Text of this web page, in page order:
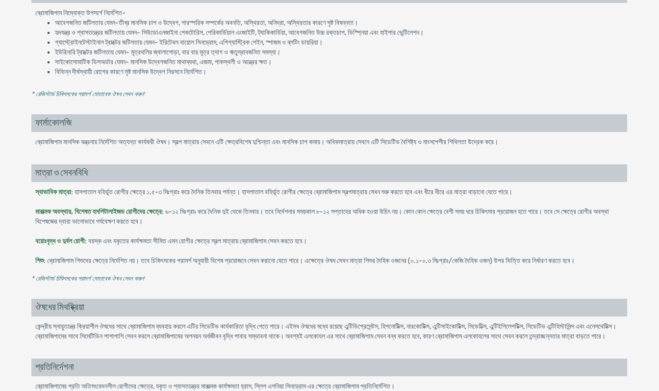
ব্রোমাজিপাম নিম্নোক্ত উপসর্গে নির্দেশিত-
আবেগজনিত জটিলতায় যেমন-তীব্র মানসিক চাপ ও উদ্বেগ, পারস্পরিক সম্পর্কের অবনতি, অস্থিরতা, অনিদ্রা, অস্থিরতার কারণে সৃষ্ট বিষন্নতা।
হৃদযন্ত্র ও শ্বাসতন্ত্রের জটিলতায় যেমন- সিউডোএনজাইনা পেকটোরিস, পেরিকার্ডিয়াল এংজাইটি, ট্যাকিকার্ডিয়া, আবেগজনিত উচ্চ রক্তচাপ, ডিস্প্নিয়া এবং হাইপার ভেন্টিলেশন।
গ্যাস্ট্রোইনটেস্টাইনাল ট্রাক্টের জটিলতায় যেমন- ইরিটেবল বায়োল সিনড্রোম, এপিগ্যাস্ট্রিক পেইন, স্পাজম ও ব্লটিং ডায়রিয়া।
ইউরিনারি ট্রাক্টের জটিলতায় যেমন- মূত্রথলির জ্বালাপোড়া, বার বার মূত্র ত্যাগ ও ঋতুস্রাবজনিত সমস্যা।
সাইকোসোমাটিক ডিসঅর্ডার যেমন- মানসিক উদ্বেগজনিত মাথাব্যথা, এজমা, পাকস্থলী ও অন্ত্রের ক্ষত।
বিভিন্ন দীর্ঘস্থায়ী রোগের কারণে সৃষ্ট মানসিক উদ্বেগ নিরসনে নির্দেশিত।
* রেজিস্টার্ড চিকিৎসকের পরামর্শ মোতাবেক ঔষধ সেবন করুন'
ফার্মাকোলজি
ব্রোমাজিপাম মানসিক যন্ত্রনায় নির্দেশিত অত্যন্ত কার্যকরী ঔষধ। স্বল্প মাত্রায় সেবনে এটি ক্ষেত্রবিশেষ দুশ্চিন্তা এবং মানসিক চাপ কমায়। অধিকমাত্রায় সেবনে এটি সিডেটিভ বৈশিষ্ট্য ও মাংসপেশীর শিথিলতা উদ্রেক করে।
মাত্রা ও সেবনবিধি
স্বাভাবিক মাত্রা: হাসপাতাল বহির্ভূত রোগীর ক্ষেত্রে ১.৫-৩ মিঃগ্রাঃ করে দৈনিক তিনবার পর্যন্ত। হাসপাতাল বহির্ভূত রোগীর ক্ষেত্রে ব্রোমাজিপাম স্বল্পমাত্রায় সেবন শুরু করতে হবে এবং ধীরে ধীরে এর মাত্রা বাড়ানো যেতে পারে।
মারাত্মক অবস্থায়, বিশেষত হসপিটালাইজড রোগীদের ক্ষেত্রে: ৬-১২ মিঃগ্রাঃ করে দৈনিক দুই থেকে তিনবার। তবে নির্দেশনার সময়কাল ৮-১২ সপ্তাহের অধিক হওয়া উচিৎ নয়। কোন কোন ক্ষেত্রে বেশী সময় ধরে চিকিৎসার প্রয়োজন হতে পারে। তবে সে ক্ষেত্রে রোগীর অবস্থা
বিশেষজ্ঞের দ্বারা ভালোভাবে পর্যবেক্ষণ করতে হবে।
বয়োঃবৃদ্ধ ও দুর্বল রোগী: বয়স্ক এবং যকৃতের কার্যক্ষমতা সীমিত এমন রোগীর ক্ষেত্রে স্বল্প মাত্রায় ব্রোমাজিপাম সেবন করতে হবে।
শিশু: ব্রোমাজিপাম শিশুদের ক্ষেত্রে নির্দেশিত নয়। তবে চিকিৎসকের পরামর্শ অনুযায়ী বিশেষ প্রয়োজনে সেবন করানো যেতে পারে। এক্ষেত্রে ঔষধ সেবন মাত্রা শিশুর দৈহিক ওজনের (০.১-০.৩ মিঃগ্রাঃ/কেজি দৈহিক ওজন) উপর ভিত্তি করে নির্ধারণ করতে হবে।
* রেজিস্টার্ড চিকিৎসকের পরামর্শ মোতাবেক ঔষধ সেবন করুন'
ঔষধের মিথষ্ক্রিয়া
কেন্দ্রীয় স্নায়ুতন্ত্রে ক্রিয়াশীল ঔষধের সাথে ব্রোমাজিপাম ব্যবহার করলে এটির সিডেটিভ কার্যকারিতা বৃদ্ধি পেতে পারে। এইসব ঔষধের মধ্যে রয়েছে এন্টিডিপ্রেসেন্টস, হিপনোটিক্স, নারকোটিক্স, এন্টিসাইকোটিক্স, সিডেটিভ্স, এন্টিইপিলেপটিক্স, সিডেটিভ এন্টিহিস্টামিন্স এবং এনেসথেটিক্স।
ব্রোমাজিপামের সাথে সিমেটিডিন পাশাপাশি সেবন করলে ব্রোমাজিপামের অপনয়ন অর্ধজীবন বৃদ্ধি পাবার সম্ভাবনা থাকে। অবশ্যই এলকোহল এর সাথে ব্রোমাজিপাম সেবন বন্ধ করতে হবে, কারণ ব্রোমাজিপাম এলকোহলের সাথে সেবন করলে তন্দ্রাচ্ছন্নতার মাত্রা বাড়তে পারে।
প্রতিনির্দেশনা
ব্রোমাজিপামের প্রতি অতিসংবেদনশীল রোগীদের ক্ষেত্রে, যকৃত ও শ্বাসতন্ত্রের মারাত্মক কার্যক্ষমতা হ্রাস, স্লিপ এপনিয়া সিনড্রোম এর ক্ষেত্রে ব্রোমাজিপাম প্রতিনির্দেশিত।